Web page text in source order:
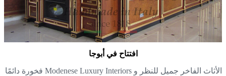
افتتاح في أبوجا
الأثاث الفاخر جميل للنظر و Modenese Luxury Interiors فخورة دائمًا